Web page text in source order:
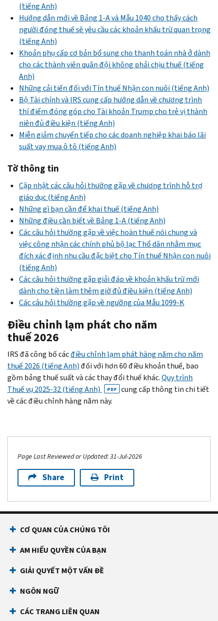
(tiếng Anh)
Hướng dẫn mới về Bảng 1-A và Mẫu 1040 cho thấy cách
người đóng thuế sẽ yêu cầu các khoản khấu trừ quan trọng
(tiếng Anh)
Khoản phụ cấp cơ bản bổ sung cho thanh toán nhà ở dành
cho các thành viên quân đội không phải chịu thuế (tiếng
Anh)
Những cải tiến đối với Tín thuế Nhận con nuôi (tiếng Anh)
Bộ Tài chính và IRS cung cấp hướng dẫn về chương trình
thí điểm đóng góp cho Tài khoản Trump cho trẻ vị thành
niên đủ điều kiện (tiếng Anh)
Miễn giảm chuyển tiếp cho các doanh nghiệp khai báo lãi
suất vay mua ô tô (tiếng Anh)
Tờ thông tin
Cập nhật các câu hỏi thường gặp về chương trình hỗ trợ
giáo dục (tiếng Anh)
Những gì bạn cần để khai thuế (tiếng Anh)
Những điều cần biết về Bảng 1-A (tiếng Anh)
Các câu hỏi thường gặp về việc hoàn thuế nói chung và
việc công nhận các chính phủ bộ lạc Thổ dân nhằm mục
đích xác định nhu cầu đặc biệt cho Tín thuế Nhận con nuôi
(tiếng Anh)
Các câu hỏi thường gặp giải đáp về khoản khấu trừ mới
dành cho tiền làm thêm giờ đủ điều kiện (tiếng Anh)
Các câu hỏi thường gặp về ngưỡng của Mẫu 1099-K
Điều chỉnh lạm phát cho năm
thuế 2026
IRS đã công bố cácđiều chỉnh lạm phát hàng năm cho năm
thuế 2026 (tiếng Anh)đối với hơn 60 điều khoản thuế, bao
gồm bảng thuế suất và các thay đổi thuế khác.Quy trình
Thuế vụ 2025-32 (tiếng Anh)
PDF
cung cấp thông tin chi tiết
về các điều chỉnh hàng năm này.
Page Last Reviewed or Updated: 31-Jul-2026
Share Print
CƠ QUAN CỦA CHÚNG TÔI
AM HIỂU QUYỀN CỦA BẠN
GIẢI QUYẾT MỘT VẤN ĐỀ
NGÔN NGỮ
CÁC TRANG LIÊN QUAN